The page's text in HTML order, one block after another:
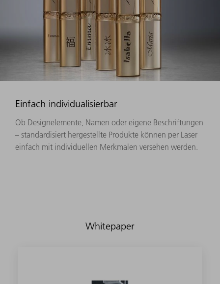
Einfach individualisierbar
Ob Designelemente, Namen oder eigene Beschriftungen
– standardisiert hergestellte Produkte können per Laser
einfach mit individuellen Merkmalen versehen werden.
Whitepaper